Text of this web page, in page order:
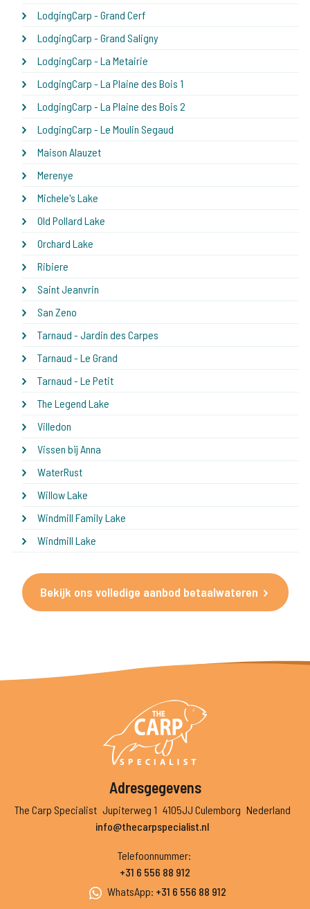
LodgingCarp - Grand Cerf
LodgingCarp - Grand Saligny
LodgingCarp - La Metairie
LodgingCarp - La Plaine des Bois 1
LodgingCarp - La Plaine des Bois 2
LodgingCarp - Le Moulin Segaud
Maison Alauzet
Merenye
Michele's Lake
Old Pollard Lake
Orchard Lake
Ribiere
Saint Jeanvrin
San Zeno
Tarnaud - Jardin des Carpes
Tarnaud - Le Grand
Tarnaud - Le Petit
The Legend Lake
Villedon
Vissen bij Anna
WaterRust
Willow Lake
Windmill Family Lake
Windmill Lake
Bekijk ons volledige aanbod betaalwateren
Adresgegevens
The Carp Specialist Jupiterweg 1 4105JJ Culemborg Nederland
info@thecarpspecialist.nl
Telefoonnummer:
+31 6 556 88 912
WhatsApp: +31 6 556 88 912